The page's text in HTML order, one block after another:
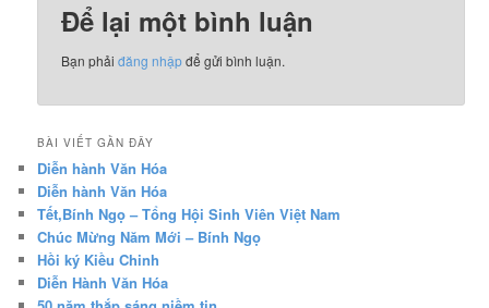
Để lại một bình luận
Bạn phảiđăng nhậpđể gửi bình luận.
BÀI VIẾT GẦN ĐÂY
Diễn hành Văn Hóa
Diễn hành Văn Hóa
Tết,Bính Ngọ – Tổng Hội Sinh Viên Việt Nam
Chúc Mừng Năm Mới – Bính Ngọ
Hồi ký Kiều Chinh
Diễn Hành Văn Hóa